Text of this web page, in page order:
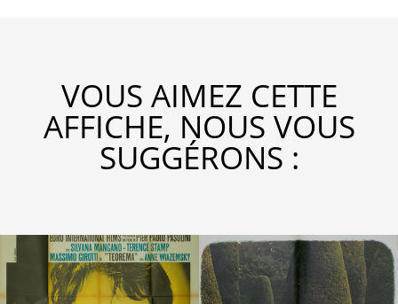
VOUS AIMEZ CETTE
AFFICHE, NOUS VOUS
SUGGÉRONS :